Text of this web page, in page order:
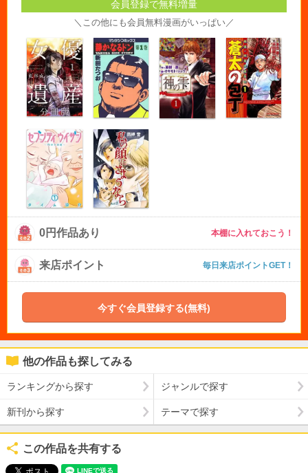
会員登録で無料増量
＼この他にも会員無料漫画がいっぱい／
0円作品あり 本棚に入れておこう！
来店ポイント 毎日来店ポイントGET！
今すぐ会員登録する(無料)
他の作品も探してみる
ランキングから探す ジャンルで探す
新刊から探す テーマで探す
この作品を共有する